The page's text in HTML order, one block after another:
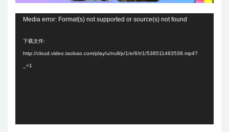
Media error: Format(s) not supported or source(s) not found
下载文件:
http://cloud.video.taobao.com/play/u/null/p/1/e/6/t/1/538511493539.mp4?
_=1